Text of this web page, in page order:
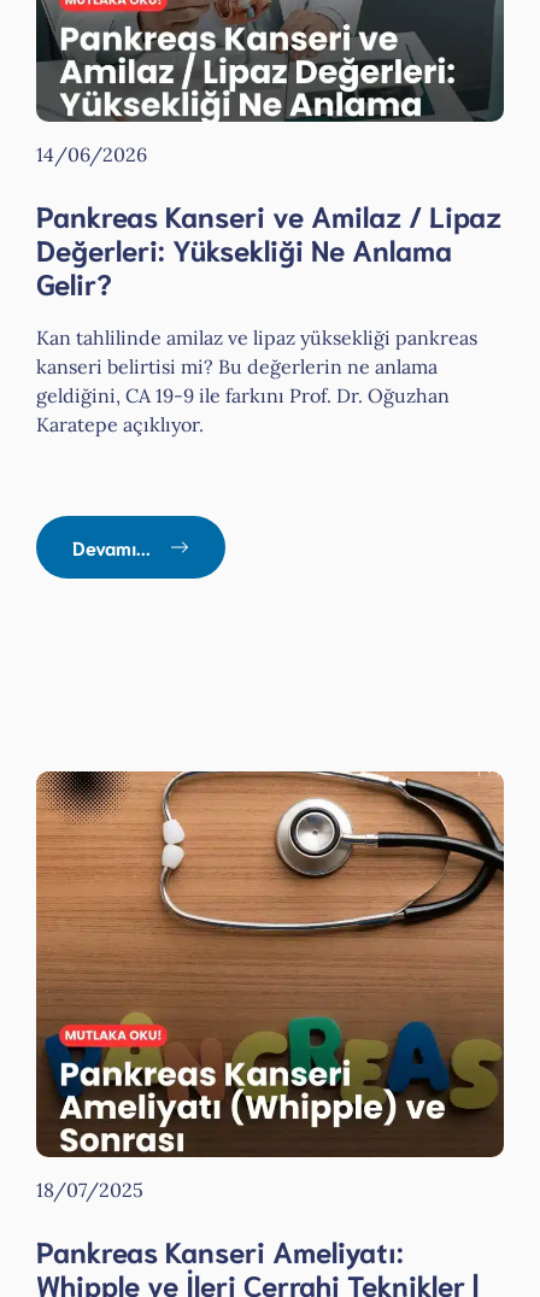
14/06/2026
Pankreas Kanseri ve Amilaz / Lipaz
Değerleri: Yüksekliği Ne Anlama
Gelir?
Kan tahlilinde amilaz ve lipaz yüksekliği pankreas
kanseri belirtisi mi? Bu değerlerin ne anlama
geldiğini, CA 19-9 ile farkını Prof. Dr. Oğuzhan
Karatepe açıklıyor.
Devamı...
18/07/2025
Pankreas Kanseri Ameliyatı:
Whipple ve İleri Cerrahi Teknikler |